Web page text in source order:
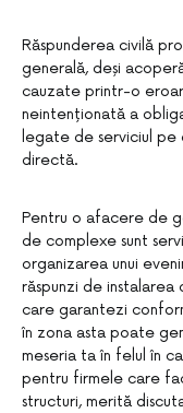
Răspunderea civilă
generală, deși
cauzate printr-o
neintenționată a
legate de serviciul
directă.
Pentru o afacere de
de complexe sunt
organizarea unui
răspunzi de
care garantezi
în zona asta poate
meseria ta în felul în
pentru firmele care
structuri, merită